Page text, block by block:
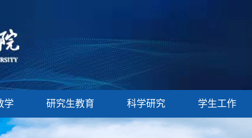
学 研究生教育 科学研究 学生工作